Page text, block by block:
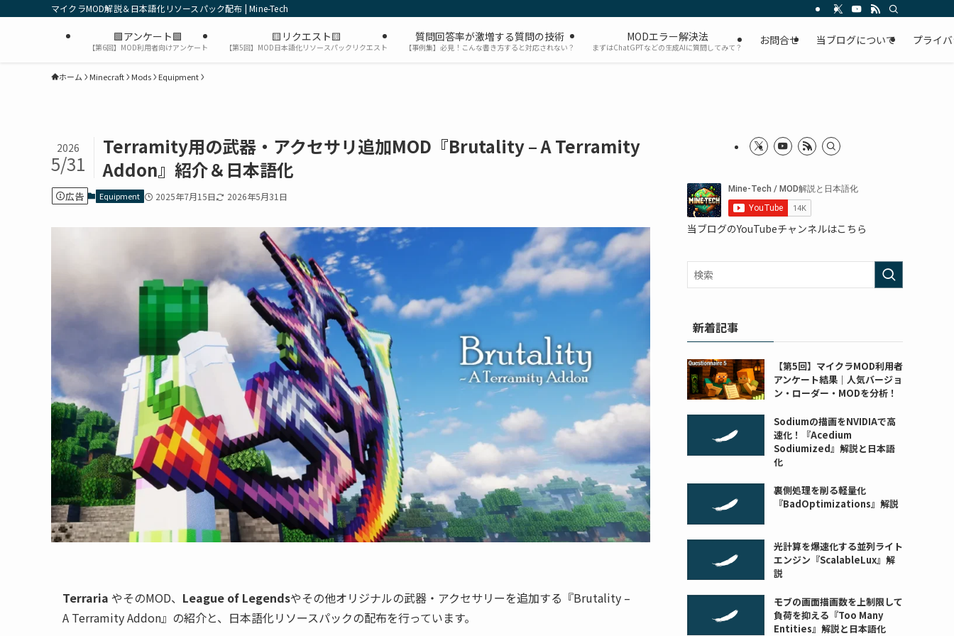
マイクラMOD解説＆日本語化リソースパック配布 | Mine-Tech
🟩アンケート🟩
【第6回】MOD利用者向けアンケート
🟨リクエスト🟨
【第5回】MOD日本語化リソースパックリクエスト
質問回答率が激増する質問の技術
【事例集】必見！こんな書き方すると対応されない？
MODエラー解決法
まずはChatGPTなどの生成AIに質問してみて？
お問合せ 当ブログについて プライ
ホーム Minecraft Mods Equipment
Terramity用の武器・アクセサリ追加MOD『Brutality – A Terramity
Addon』紹介＆日本語化
2026
5/31
広告 Equipment 2025年7月15日 2026年5月31日
Terraria やそのMOD、 League of Legendsやその他オリジナルの武器・アクセサリーを追加する『Brutality –
A Terramity Addon』の紹介と、日本語化リソースパックの配布を行っています。
当ブログのYouTubeチャンネルはこちら
新着記事
【第5回】マイクラMOD利用者
アンケート結果｜人気バージョ
ン・ローダー・MODを分析！
Sodiumの描画をNVIDIAで高
速化！『Acedium
Sodiumized』解説と日本語
化
裏側処理を削る軽量化
『BadOptimizations』解説
光計算を爆速化する並列ライト
エンジン『ScalableLux』解
説
モブの画面描画数を上制限して
負荷を抑える『Too Many
Entities』解説と日本語化